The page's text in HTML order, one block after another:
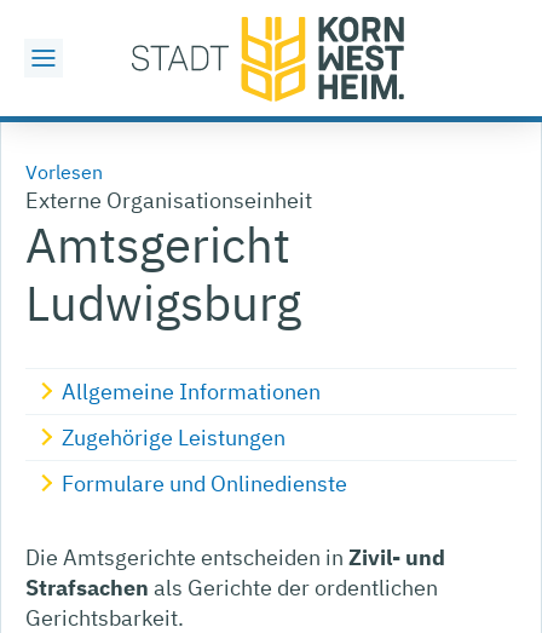
Vorlesen
Externe Organisationseinheit
Amtsgericht
Ludwigsburg
Allgemeine Informationen
Zugehörige Leistungen
Formulare und Onlinedienste
Die Amtsgerichte entscheiden in Zivil- und
Strafsachen als Gerichte der ordentlichen
Gerichtsbarkeit.